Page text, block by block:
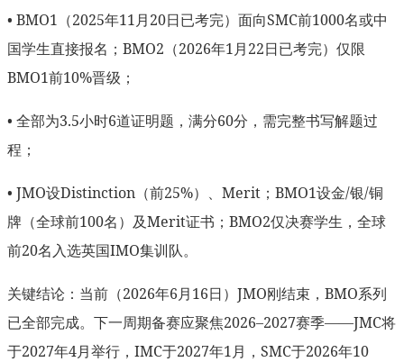
• BMO1（2025年11月20日已考完）面向SMC前1000名或中
国学生直接报名；BMO2（2026年1月22日已考完）仅限
BMO1前10%晋级；
• 全部为3.5小时6道证明题，满分60分，需完整书写解题过
程；
• JMO设Distinction（前25%）、Merit；BMO1设金/银/铜
牌（全球前100名）及Merit证书；BMO2仅决赛学生，全球
前20名入选英国IMO集训队。
关键结论：当前（2026年6月16日）JMO刚结束，BMO系列
已全部完成。下一周期备赛应聚焦2026–2027赛季——JMC将
于2027年4月举行，IMC于2027年1月，SMC于2026年10